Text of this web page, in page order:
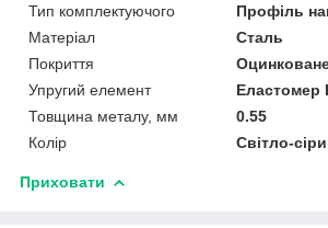
Тип комплектуючого
Профіль
Матеріал
Сталь
Покриття
Упругий елемент
Еластомер
Товщина металу, мм
0.55
Колір
Світло-
Приховати